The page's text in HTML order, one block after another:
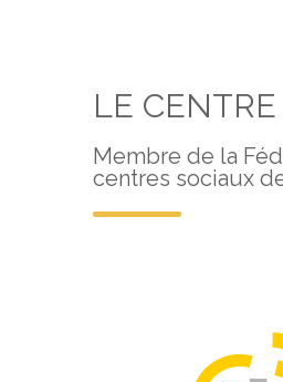
LE
Membre de la
centres sociaux